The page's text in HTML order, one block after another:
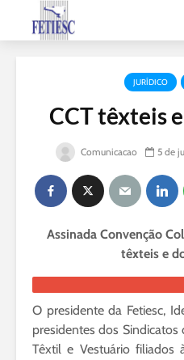
JURÍDICO
CCT têxteis
Comunicacao 5 de
Assinada Convenção
têxteis e
O presidente da Fetiesc,
presidentes dos
Têxtil e Vestuário filiados